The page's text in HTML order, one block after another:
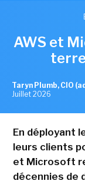
AWS et
Taryn Plumb, CIO
Juillet 2026
En déployant
leurs clients
et Microsoft
décennies de